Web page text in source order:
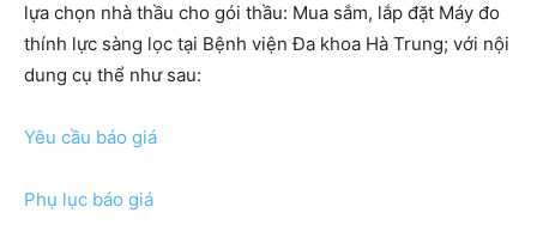
lựa chọn nhà thầu cho gói thầu: Mua sắm, lắp đặt Máy đo
thính lực sàng lọc tại Bệnh viện Đa khoa Hà Trung; với nội
dung cụ thể như sau:
Yêu cầu báo giá
Phụ lục báo giá